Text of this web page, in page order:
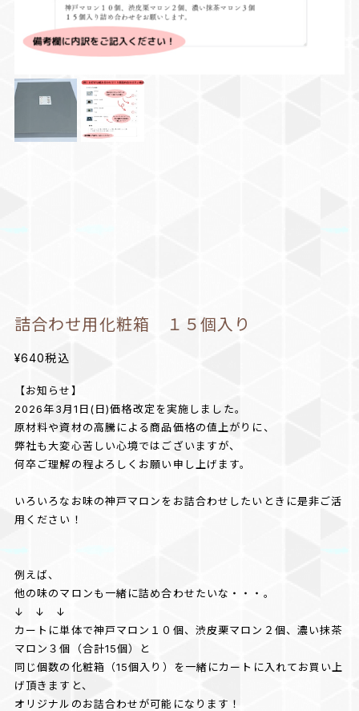
詰合わせ用化粧箱 １５個入り
¥640税込
【お知らせ】
2026年3月1日(日)価格改定を実施しました。
原材料や資材の高騰による商品価格の値上がりに、
弊社も大変心苦しい心境ではございますが、
何卒ご理解の程よろしくお願い申し上げます。
いろいろなお味の神戸マロンをお詰合わせしたいときに是非ご活
用ください！
例えば、
他の味のマロンも一緒に詰め合わせたいな・・・。
↓ ↓ ↓
カートに単体で神戸マロン１０個、渋皮栗マロン２個、濃い抹茶
マロン３個（合計15個）と
同じ個数の化粧箱（15個入り）を一緒にカートに入れてお買い上
げ頂きますと、
オリジナルのお詰合わせが可能になります！